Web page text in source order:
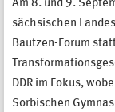
Am 8. und 9.
sächsischen
Bautzen-Forum
DDR im Fokus,
Sorbischen